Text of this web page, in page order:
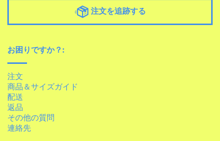
注文を追跡する
お困りですか？:
注文
商品＆サイズガイド
配送
返品
その他の質問
連絡先